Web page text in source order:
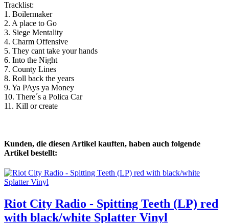
Tracklist:
1. Boilermaker
2. A place to Go
3. Siege Mentality
4. Charm Offensive
5. They cant take your hands
6. Into the Night
7. County Lines
8. Roll back the years
9. Ya PAys ya Money
10. There´s a Polica Car
11. Kill or create
Kunden, die diesen Artikel kauften, haben auch folgende
Artikel bestellt:
Riot City Radio - Spitting Teeth (LP) red
with black/white Splatter Vinyl